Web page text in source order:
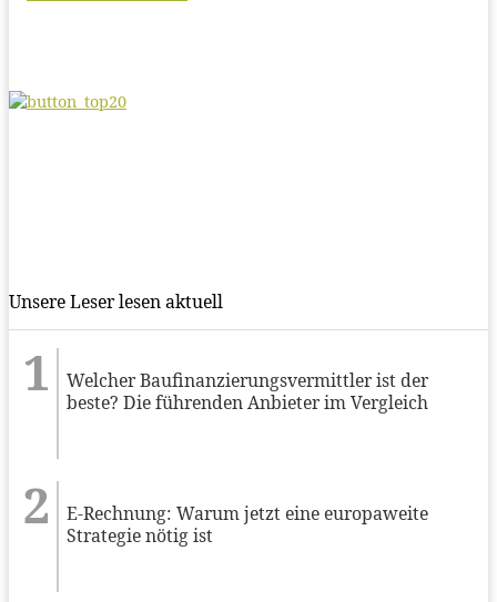
Unsere Leser lesen aktuell
Welcher Baufinanzierungsvermittler ist der
beste? Die führenden Anbieter im Vergleich
E-Rechnung: Warum jetzt eine europaweite
Strategie nötig ist